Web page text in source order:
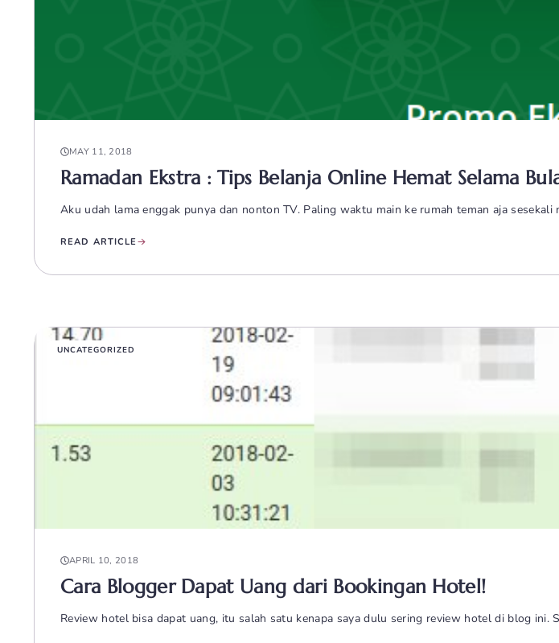
MAY 11, 2018
Ramadan Ekstra : Tips Belanja Online Hemat Selama
Aku udah lama enggak punya dan nonton TV. Paling waktu main ke rumah teman aja sesekali
READ ARTICLE
UNCATEGORIZED
APRIL 10, 2018
Cara Blogger Dapat Uang dari Bookingan Hotel!
Review hotel bisa dapat uang, itu salah satu kenapa saya dulu sering review hotel di blog ini.